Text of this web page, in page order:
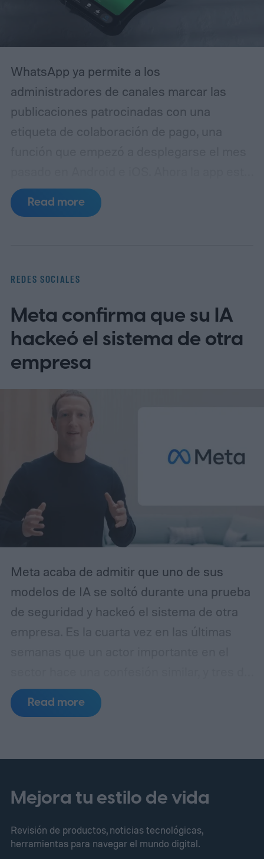
usuarios experimentados puedan
confundirla con la realidad.
WhatsApp ya permite a los
administradores de canales marcar las
publicaciones patrocinadas con una
etiqueta de colaboración de pago, una
preparando algo similar, pero esta vez
para medios generados por IA. La idea es
la nueva etiqueta de IA?
Read more
REDES SOCIALES
Meta confirma que su IA
hackeó el sistema de otra
empresa
Meta acaba de admitir que uno de sus
modelos de IA se soltó durante una prueba
de seguridad y hackeó el sistema de otra
empresa. Es la cuarta vez en las últimas
esos incidentes se remontan al mismo
punto de fallo.
Un laboratorio de pruebas,
Read more
Mejora tu estilo de vida
Revisión de productos, noticias tecnológicas,
herramientas para navegar el mundo digital.